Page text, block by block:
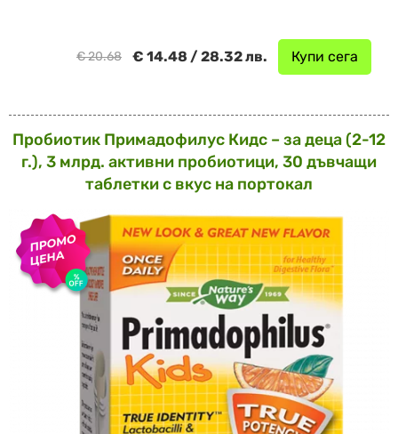
Купи сега
€ 14.48 / 28.32 лв.
€ 20.68
Пробиотик Примадофилус Кидс – за деца (2-12
г.), 3 млрд. активни пробиотици, 30 дъвчащи
таблетки с вкус на портокал